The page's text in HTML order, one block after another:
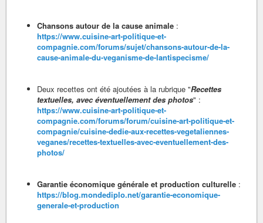
Chansons autour de la cause animale :
https://www.cuisine-art-politique-et-
compagnie.com/forums/sujet/chansons-autour-de-la-
cause-animale-du-veganisme-de-lantispecisme/
Deux recettes ont été ajoutées à la rubrique "Recettes
textuelles, avec éventuellement des photos" :
https://www.cuisine-art-politique-et-
compagnie.com/forums/forum/cuisine-art-politique-et-
compagnie/cuisine-dedie-aux-recettes-vegetaliennes-
veganes/recettes-textuelles-avec-eventuellement-des-
photos/
Garantie économique générale et production culturelle :
https://blog.mondediplo.net/garantie-economique-
generale-et-production